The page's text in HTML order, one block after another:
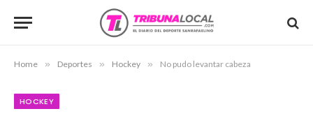
Home » Deportes » Hockey » No pudo levantar cabeza
HOCKEY